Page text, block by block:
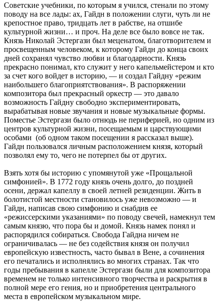
Советские учебники, по которым я учился, стенали по этому
поводу на все лады: ах, Гайдн в положении слуги, чуть ли не
крепостное право, тридцать лет в рабстве, на отшибе
культурной жизни… и проч. На деле все было вовсе не так.
Князь Николай Эстергази был меценатом, благотворителем и
просвещенным человеком, к которому Гайдн до конца своих
дней сохранял чувство любви и благодарности. Князь
прекрасно понимал, кто служит у него капельмейстером и кто
за счет кого войдет в историю, — и создал Гайдну «режим
наибольшего благоприятствования». В распоряжении
композитора был прекрасный оркестр — это давало
возможность Гайдну свободно экспериментировать,
вырабатывая новые звучания и новые музыкальные формы.
Поместье Эстергази было отнюдь не периферией, но одним из
центров культурной жизни, посещаемым и царствующими
особами (об одном таком посещении я рассказал выше).
Гайдн пользовался личным расположением князя, который
позволял ему то, чего не потерпел бы от других.
Взять хотя бы историю с упомянутой уже «Прощальной
симфонией». В 1772 году князь очень долго, до поздней
осени, держал капеллу в своей летней резиденции. Жить в
болотистой местности становилось уже невозможно — и
Гайдн, написав свою симфонию и снабдив ее
«режиссерскими указаниями» по поводу свечей, намекнул тем
самым князю, что пора бы и домой. Князь намек понял и
распорядился собираться. Свобода Гайдна ничем не
ограничивалась — не без содействия князя он получил
европейскую известность, часто бывал в Вене, а сочинения
его печатались и исполнялись во многих странах. Так что
годы пребывания в капелле Эстергази были для композитора
временем не только интенсивного творчества и раскрытия в
полной мере его гения, но и приобретения центрального
места в европейском музыкальном мире.